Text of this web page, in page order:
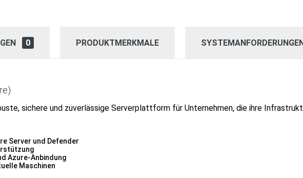
0 PRODUKTMERKMALE
sichere und zuverlässige Serverplattform für Unternehmen, die ihre
Server und Defender
Azure-Anbindung
Maschinen